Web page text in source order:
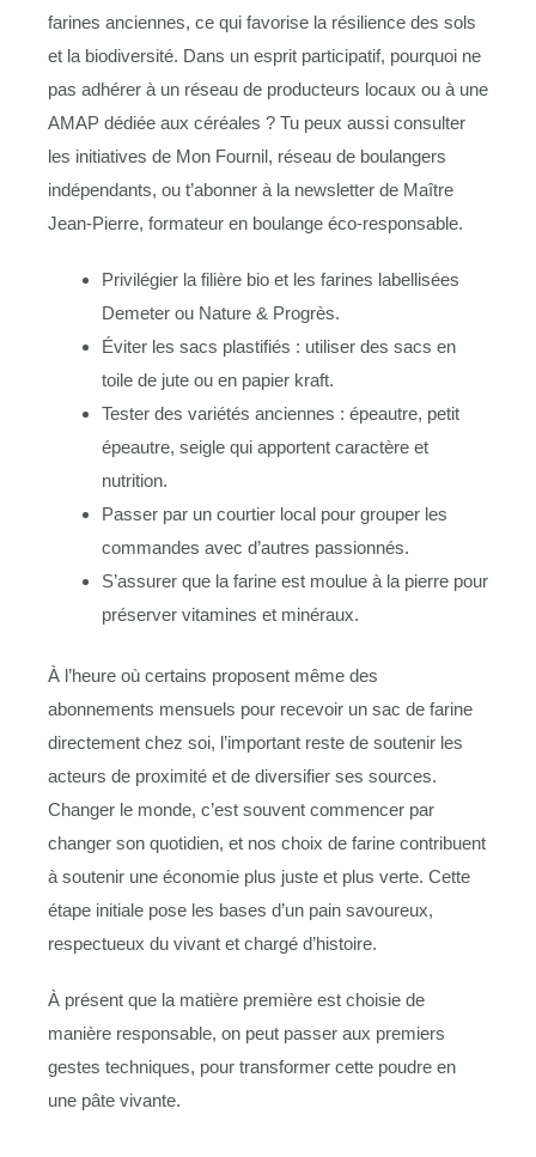
farines anciennes, ce qui favorise la résilience des sols
et la biodiversité. Dans un esprit participatif, pourquoi ne
pas adhérer à un réseau de producteurs locaux ou à une
AMAP dédiée aux céréales ? Tu peux aussi consulter
les initiatives de Mon Fournil, réseau de boulangers
indépendants, ou t’abonner à la newsletter de Maître
Jean-Pierre, formateur en boulange éco-responsable.
Privilégier la filière bio et les farines labellisées
Demeter ou Nature & Progrès.
Éviter les sacs plastifiés : utiliser des sacs en
toile de jute ou en papier kraft.
Tester des variétés anciennes : épeautre, petit
épeautre, seigle qui apportent caractère et
nutrition.
Passer par un courtier local pour grouper les
commandes avec d’autres passionnés.
S’assurer que la farine est moulue à la pierre pour
préserver vitamines et minéraux.
À l’heure où certains proposent même des
abonnements mensuels pour recevoir un sac de farine
directement chez soi, l’important reste de soutenir les
acteurs de proximité et de diversifier ses sources.
Changer le monde, c’est souvent commencer par
changer son quotidien, et nos choix de farine contribuent
à soutenir une économie plus juste et plus verte. Cette
étape initiale pose les bases d’un pain savoureux,
respectueux du vivant et chargé d’histoire.
À présent que la matière première est choisie de
manière responsable, on peut passer aux premiers
gestes techniques, pour transformer cette poudre en
une pâte vivante.